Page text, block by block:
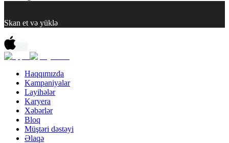
Skan et və yüklə
Haqqımızda
Kampaniyalar
Layihələr
Karyera
Xəbərlər
Bloq
Müştəri dəstəyi
Əlaqə